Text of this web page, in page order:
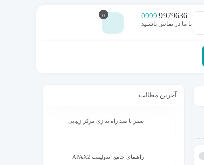
9979636
0999
با ما در تماس باشـید
0
آخرین مطالب
صفر تا صد راه‌اندازی مرکز زیبایی
راهنمای جامع اندولیفت APAX2